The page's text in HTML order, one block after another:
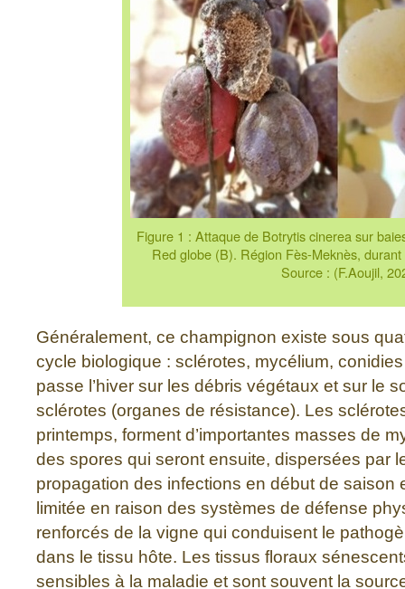
Figure 1 : Attaque de Botrytis cinerea sur
Red globe (B). Région Fès-Meknès,
Source : (F.Aoujil,
Généralement, ce champignon existe sous
cycle biologique : sclérotes, mycélium,
passe l’hiver sur les débris végétaux et sur le
sclérotes (organes de résistance). Les
printemps, forment d’importantes masses de
des spores qui seront ensuite, dispersées par
propagation des infections en début de saison
limitée en raison des systèmes de défense
renforcés de la vigne qui conduisent le
dans le tissu hôte. Les tissus floraux
sensibles à la maladie et sont souvent la